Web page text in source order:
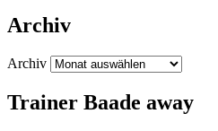
Archiv
Archiv
Trainer Baade away